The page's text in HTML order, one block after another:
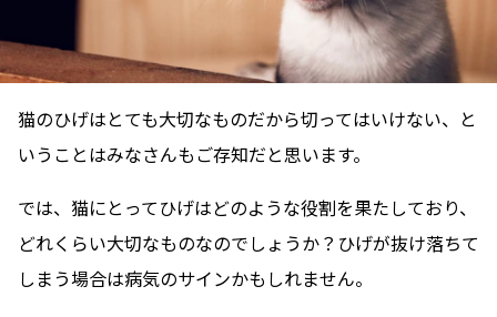
猫のひげはとても大切なものだから切ってはいけない、と
いうことはみなさんもご存知だと思います。
では、猫にとってひげはどのような役割を果たしており、
どれくらい大切なものなのでしょうか？ひげが抜け落ちて
しまう場合は病気のサインかもしれません。